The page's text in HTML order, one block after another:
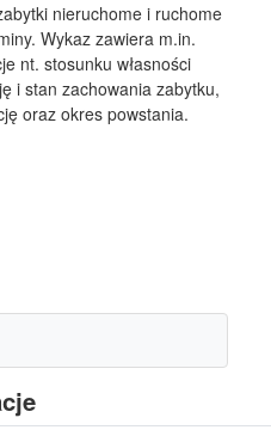
nieruchome i ruchome
Wykaz zawiera m.in.
nt. stosunku własności
i stan zachowania zabytku,
oraz okres powstania.